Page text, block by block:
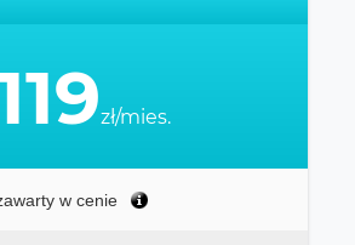
zł/mies.
w cenie